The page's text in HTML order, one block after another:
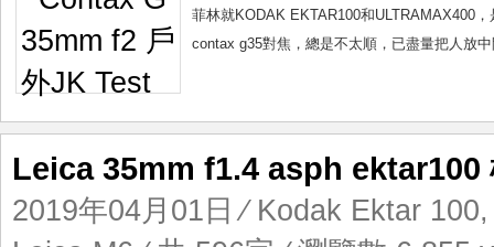
菲林就KODAK EKTAR100和ULTRAMAX400
contax g35對焦，總是不太順，已盡量把人放
Leica 35mm f1.4 asph ektar100
2019年04月01日 ⁄ Kodak Ektar 100